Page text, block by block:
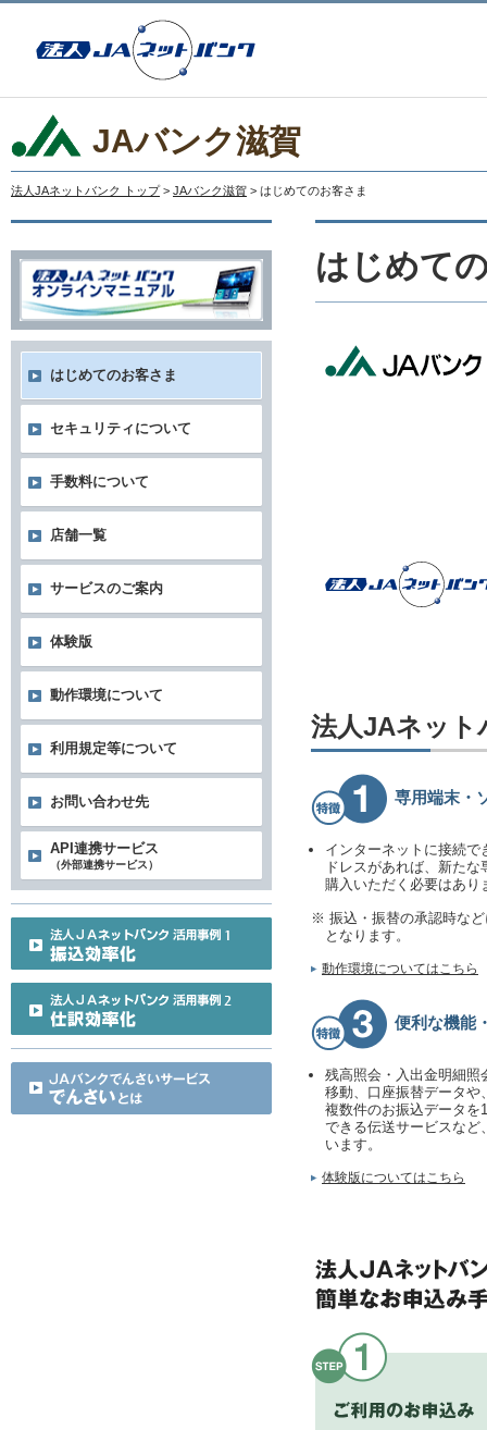
JAバンク滋賀
法人JAネットバンク トップ > JAバンク滋賀 > はじめてのお客さま
はじめて
法人JAネット
専用端末・
インターネットに接続
ドレスがあれば、新た
購入いただく必要はあり
※ 振込・振替の承認時な
となります。
動作環境についてはこちら
便利な機能
残高照会・入出金明細照
移動、口座振替データや
複数件のお振込データを
できる伝送サービスなど
います。
体験版についてはこちら
はじめてのお客さま
セキュリティについて
手数料について
店舗一覧
サービスのご案内
体験版
動作環境について
利用規定等について
お問い合わせ先
API連携サービス
（外部連携サービス）